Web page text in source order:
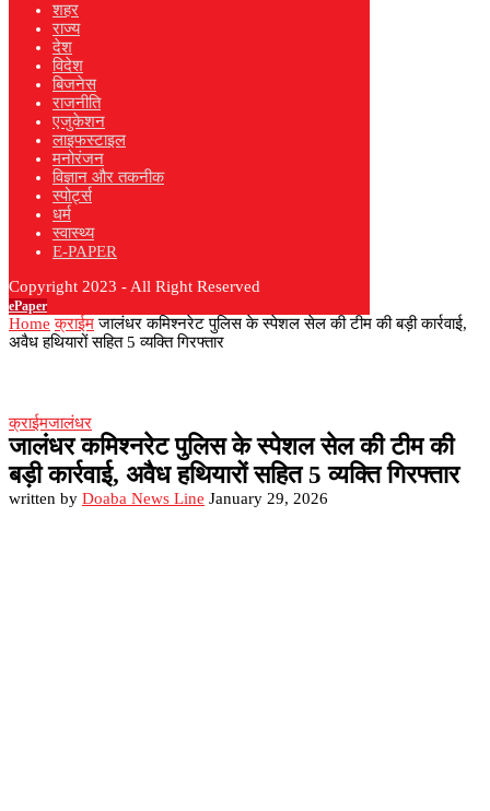
शहर
राज्य
देश
विदेश
बिजनेस
राजनीति
एजुकेशन
लाइफस्टाइल
मनोरंजन
विज्ञान और तकनीक
स्पोर्ट्स
धर्म
स्वास्थ्य
E-PAPER
Copyright 2023 - All Right Reserved
ePaper
Home क्राईम जालंधर कमिश्नरेट पुलिस के स्पेशल सेल की टीम की बड़ी कार्रवाई,
अवैध हथियारों सहित 5 व्यक्ति गिरफ्तार
क्राईमजालंधर
जालंधर कमिश्नरेट पुलिस के स्पेशल सेल की टीम की
बड़ी कार्रवाई, अवैध हथियारों सहित 5 व्यक्ति गिरफ्तार
written by Doaba News Line January 29, 2026